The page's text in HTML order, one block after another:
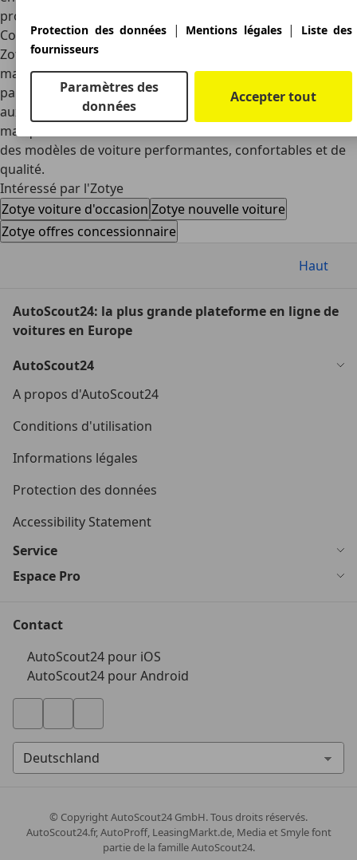
proche.
Conclusion
Zotye est un constructeur chinois très présent sur le
marché de l’automobile. Ces modèles conviennent
parfaitement à toutes les catégories sociales. Des Berlines
aux voitures sport en passant par des Citadines, cette
marque alimente le marché de l’automobile chinois avec
des modèles de voiture performantes, confortables et de
qualité.
Intéressé par l'Zotye
Zotye voiture d'occasion Zotye nouvelle voiture
Zotye offres concessionnaire
Haut
AutoScout24: la plus grande plateforme en ligne de
voitures en Europe
AutoScout24
A propos d'AutoScout24
Conditions d'utilisation
Informations légales
Protection des données
Accessibility Statement
Service
Espace Pro
Contact
AutoScout24 pour iOS
AutoScout24 pour Android
© CopyrightAutoScout24 GmbH. Tous droits réservés.
AutoScout24.fr, AutoProff, LeasingMarkt.de, Media et Smyle font
partie de la famille AutoScout24.
Protection des données | Mentions légales|
Liste des
fournisseurs
Paramètres des
données
Accepter tout